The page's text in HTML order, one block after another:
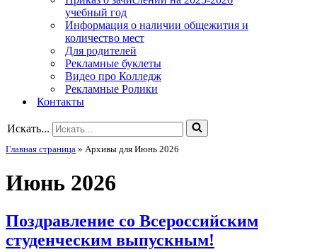
учебный год
Информация о наличии общежития и
количество мест
Для родителей
Рекламные буклеты
Видео про Колледж
Рекламные Ролики
Контакты
Искать...
Главная страница » Архивы для Июнь 2026
Июнь 2026
Поздравление со Всероссийским
студенческим выпускным!